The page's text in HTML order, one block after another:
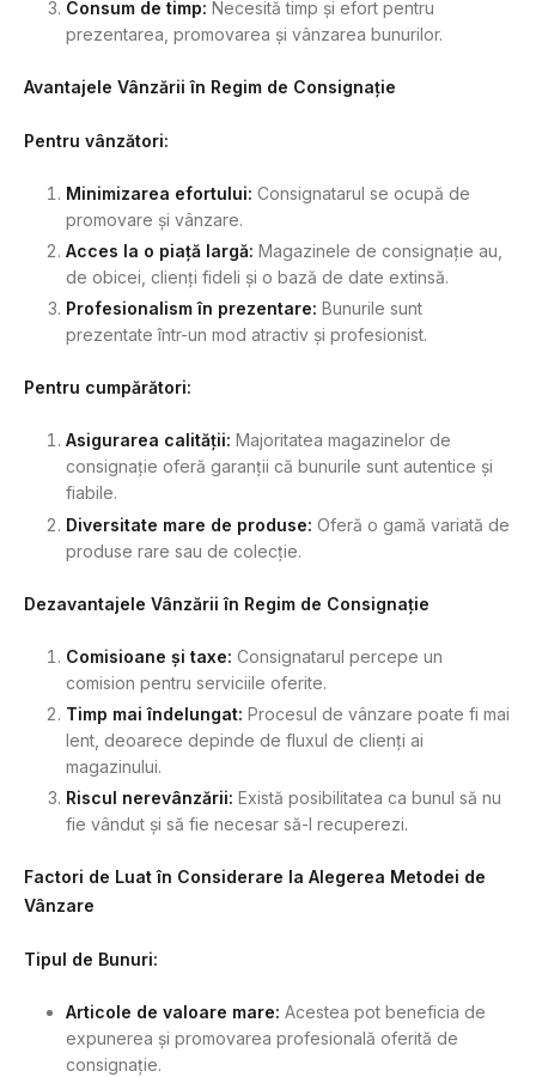
Consum de timp: Necesită timp și efort pentru
prezentarea, promovarea și vânzarea bunurilor.
Avantajele Vânzării în Regim de Consignație
Pentru vânzători:
Minimizarea efortului: Consignatarul se ocupă de
promovare și vânzare.
Acces la o piață largă: Magazinele de consignație au,
de obicei, clienți fideli și o bază de date extinsă.
Profesionalism în prezentare: Bunurile sunt
prezentate într-un mod atractiv și profesionist.
Pentru cumpărători:
Asigurarea calității: Majoritatea magazinelor de
consignație oferă garanții că bunurile sunt autentice și
fiabile.
Diversitate mare de produse: Oferă o gamă variată de
produse rare sau de colecție.
Dezavantajele Vânzării în Regim de Consignație
Comisioane și taxe: Consignatarul percepe un
comision pentru serviciile oferite.
Timp mai îndelungat: Procesul de vânzare poate fi mai
lent, deoarece depinde de fluxul de clienți ai
magazinului.
Riscul nerevânzării: Există posibilitatea ca bunul să nu
fie vândut și să fie necesar să-l recuperezi.
Factori de Luat în Considerare la Alegerea Metodei de
Vânzare
Tipul de Bunuri:
Articole de valoare mare: Acestea pot beneficia de
expunerea și promovarea profesională oferită de
consignație.